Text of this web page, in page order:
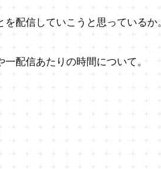
配信していこうと思っているか。
配信あたりの時間について。